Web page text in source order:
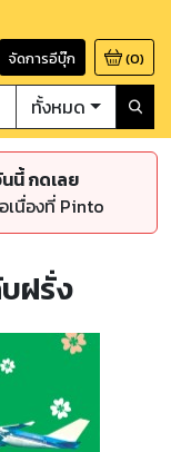
จัดการอีบุ๊ก (0)
ทั้งหมด
นี้ กดเลย
เนื่องที่ Pinto
ฝรั่ง